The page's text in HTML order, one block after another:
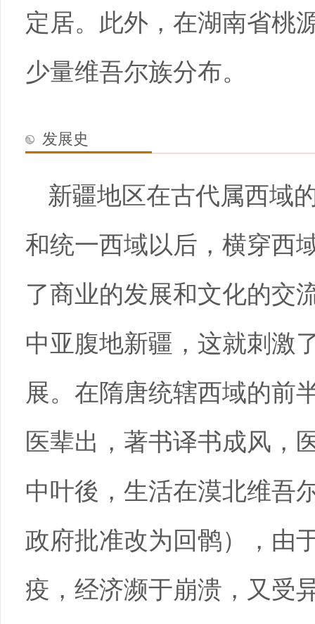
定居。此外，在湖南省桃
少量维吾尔族分布。
发展史
新疆地区在古代属西域
和统一西域以后，横穿西
了商业的发展和文化的交
中亚腹地新疆，这就刺激
展。在隋唐统辖西域的前
医辈出，著书译书成风，
中叶後，生活在漠北维吾
政府批准改为回鹘），由
疫，经济濒于崩溃，又受